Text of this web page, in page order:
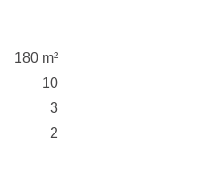
180 m²
10
3
2